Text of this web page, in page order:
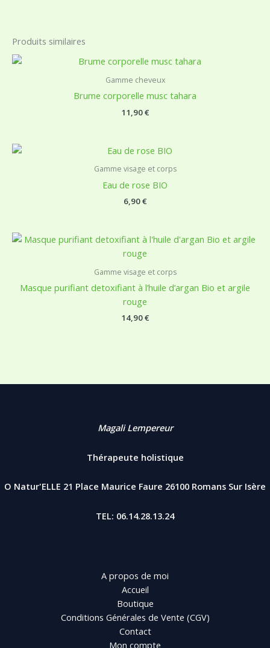
Produits similaires
Gamme cheveux
Brume corporelle musc tahara
11,90€
Gamme visage et corps
Eau de rose BIO
6,90€
Gamme visage et corps
Masque purifiant detoxifiant à l’huile d’argan Bio et argile
rouge
14,90€
Magali Lempereur
Thérapeute holistique
O Natur'ELLE 21 Place Maurice Faure 26100 Romans Sur Isère
TEL: 06.14.28.13.24
A propos de moi
Accueil
Boutique
Conditions Générales de Vente (CGV)
Contact
Mon compte